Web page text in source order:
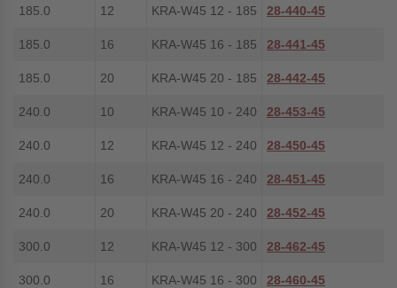
185.0 12 KRA-W45 12 - 185 28-440-45
185.0 16 KRA-W45 16 - 185 28-441-45
185.0 20 KRA-W45 20 - 185 28-442-45
240.0 10 KRA-W45 10 - 240 28-453-45
240.0 12 KRA-W45 12 - 240 28-450-45
240.0 16 KRA-W45 16 - 240 28-451-45
240.0 20 KRA-W45 20 - 240 28-452-45
300.0 12 KRA-W45 12 - 300 28-462-45
300.0 16 KRA-W45 16 - 300 28-460-45